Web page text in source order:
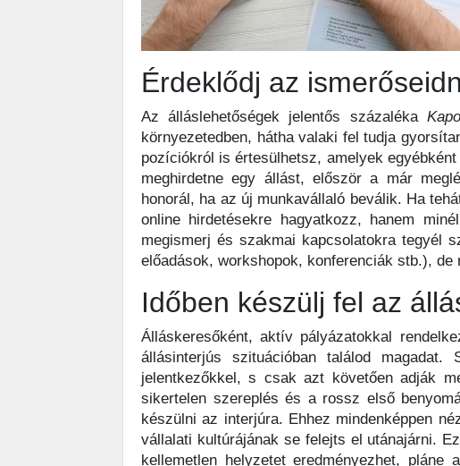
Érdeklődj az
Az álláslehetőségek jelentős százaléka
környezetedben, hátha valaki fel tudja
pozíciókról is értesülhetsz, amelyek
meghirdetne egy állást, először a már
honorál, ha az új munkavállaló beválik. Ha
online hirdetésekre hagyatkozz, hanem
megismerj és szakmai kapcsolatokra tegyél
előadások, workshopok, konferenciák stb.),
Időben készülj fel az
Álláskeresőként, aktív pályázatokkal
állásinterjús szituációban találod
jelentkezőkkel, s csak azt követően adják
sikertelen szereplés és a rossz első
készülni az interjúra. Ehhez mindenképpen
vállalati kultúrájának se felejts el utánajárni.
kellemetlen helyzetet eredményezhet, pláne a